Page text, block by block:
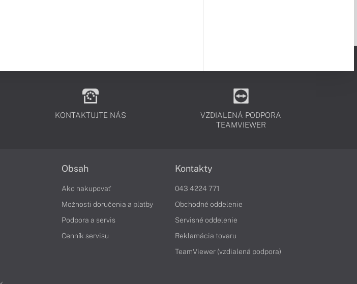
KONTAKTUJTE NÁS
VZDIALENÁ PODPORA
TEAMVIEWER
Obsah
Ako nakupovať
Možnosti doručenia a platby
Podpora a servis
Cenník servisu
Kontakty
043 4224 771
Obchodné oddelenie
Servisné oddelenie
Reklamácia tovaru
TeamViewer (vzdialená podpora)